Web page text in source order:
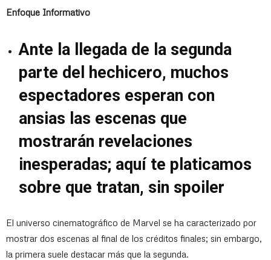
Enfoque Informativo
Ante la llegada de la segunda
parte del hechicero, muchos
espectadores esperan con
ansias las escenas que
mostrarán revelaciones
inesperadas; aquí te platicamos
sobre que tratan, sin spoiler
El universo cinematográfico de Marvel se ha caracterizado por
mostrar dos escenas al final de los créditos finales; sin embargo,
la primera suele destacar más que la segunda.